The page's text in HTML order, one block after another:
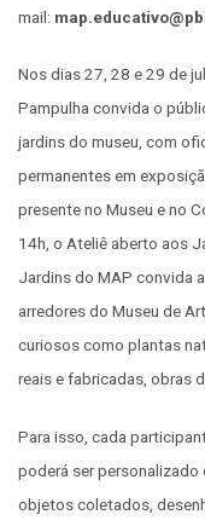
mail:
Nos dias 27, 28 e 29 de
Pampulha convida o
jardins do museu, com
permanentes em
presente no Museu e no
14h, o Ateliê aberto aos
Jardins do MAP convida
arredores do Museu de
curiosos como plantas
reais e fabricadas, obras
Para isso, cada
poderá ser personalizado
objetos coletados,